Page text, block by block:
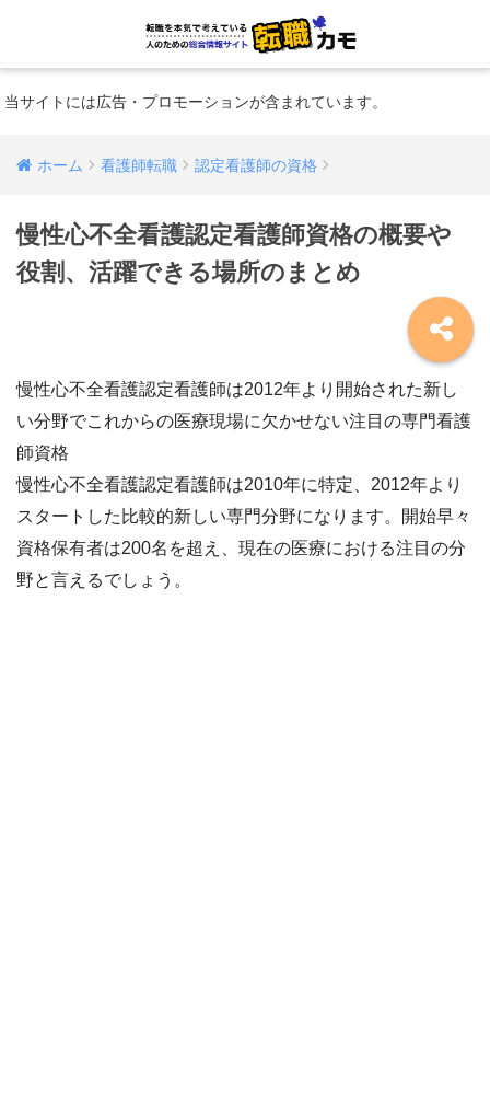
当サイトには広告・プロモーションが含まれています。
ホーム 看護師転職 認定看護師の資格
慢性心不全看護認定看護師資格の概要や
役割、活躍できる場所のまとめ
慢性心不全看護認定看護師は2012年より開始された新し
い分野でこれからの医療現場に欠かせない注目の専門看護
師資格
慢性心不全看護認定看護師は2010年に特定、2012年より
スタートした比較的新しい専門分野になります。開始早々
資格保有者は200名を超え、現在の医療における注目の分
野と言えるでしょう。